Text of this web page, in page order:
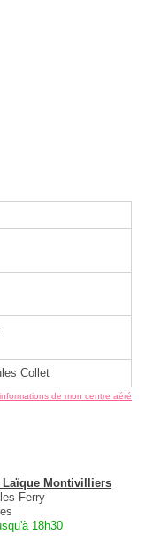
Collet
de mon centre aéré
Laïque Montivilliers
Ferry
18h30